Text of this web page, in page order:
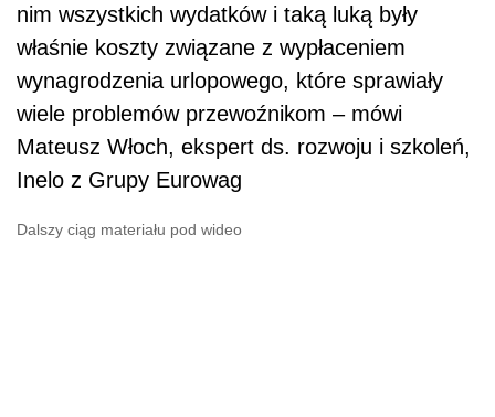
nim wszystkich wydatków i taką luką były
właśnie koszty związane z wypłaceniem
wynagrodzenia urlopowego, które sprawiały
wiele problemów przewoźnikom – mówi
Mateusz Włoch, ekspert ds. rozwoju i szkoleń,
Inelo z Grupy Eurowag
Dalszy ciąg materiału pod wideo